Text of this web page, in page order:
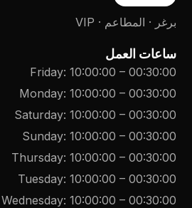
برغر · المطاعم · VIP
ساعات العمل
Friday: 10:00:00 – 00:30:00
Monday: 10:00:00 – 00:30:00
Saturday: 10:00:00 – 00:30:00
Sunday: 10:00:00 – 00:30:00
Thursday: 10:00:00 – 00:30:00
Tuesday: 10:00:00 – 00:30:00
Wednesday: 10:00:00 – 00:30:00